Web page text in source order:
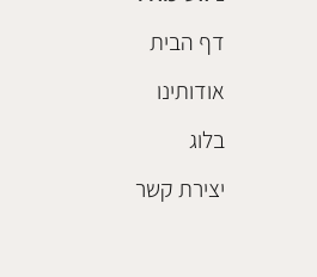
דף הבית
אודותינו
בלוג
יצירת קשר